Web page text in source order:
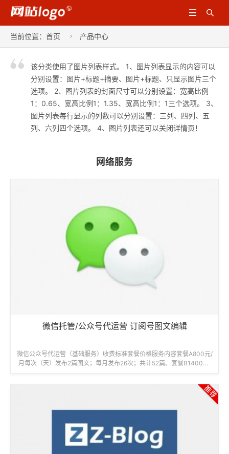


当前位置： 首页  产品中心
该分类使用了图片列表样式。 1、图片列表显示的内容可以
分别设置：图片+标题+摘要、图片+标题、只显示图片三个
选项。 2、图片列表的封面尺寸可以分别设置：宽高比例
1：0.65、宽高比例1：1.35、宽高比例1：1三个选项。 3、
图片列表每行显示的列数可以分别设置：三列、四列、五
列、六列四个选项。 4、图片列表还可以关闭详情页！
网络服务
微信托管/公众号代运营 订阅号图文编辑
微信公众号代运营（基础服务）收费标准套餐价格服务内容套餐A800元/
月每次（天）发布2篇图文；每月发布26次；共计52篇。套餐B1400元/